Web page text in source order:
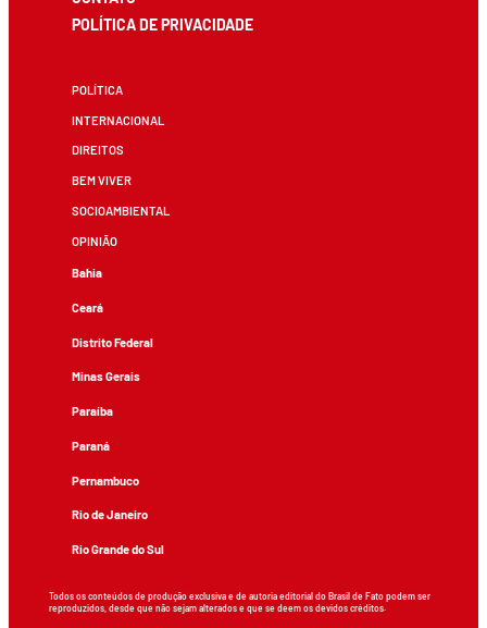
POLÍTICA DE PRIVACIDADE
POLÍTICA
INTERNACIONAL
DIREITOS
BEM VIVER
SOCIOAMBIENTAL
OPINIÃO
Bahia
Ceará
Distrito Federal
Minas Gerais
Paraíba
Paraná
Pernambuco
Rio de Janeiro
Rio Grande do Sul
Todos os conteúdos de produção exclusiva e de autoria editorial do Brasil de Fato podem ser
reproduzidos, desde que não sejam alterados e que se deem os devidos créditos.